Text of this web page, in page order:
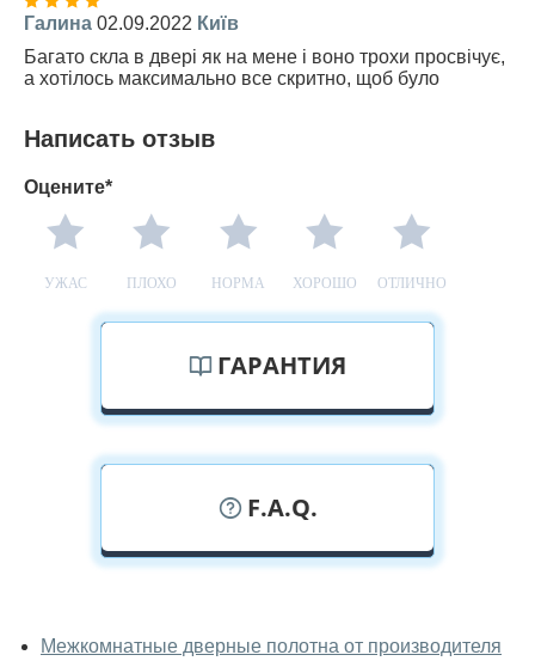
Галина 02.09.2022 Київ
Багато скла в двері як на мене і воно трохи просвічує,
а хотілось максимально все скритно, щоб було
Написать отзыв
Оцените*
УЖАС ПЛОХО НОРМА ХОРОШО ОТЛИЧНО
ГАРАНТИЯ
F.A.Q.
полотна вживую?
Межкомнатные дверные полотна от производителя